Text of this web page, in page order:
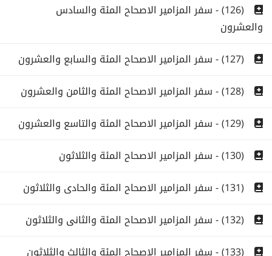
(126) - سفر المزامير الاصحاح المئة والسادس
والعشرون
(127) - سفر المزامير الاصحاح المئة والسابع والعشرون
(128) - سفر المزامير الاصحاح المئة والثامن والعشرون
(129) - سفر المزامير الاصحاح المئة والتاسع والعشرون
(130) - سفر المزامير الاصحاح المئة والثلاثون
(131) - سفر المزامير الاصحاح المئة والحادى والثلاثون
(132) - سفر المزامير الاصحاح المئة والثانى والثلاثون
(133) - سفر المزامير الاصحاح المئة والثالث والثلاثون